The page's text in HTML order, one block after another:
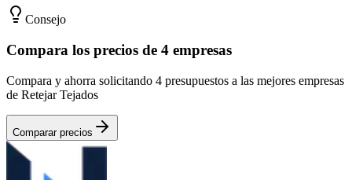
Consejo
Compara los precios de 4 empresas
Compara y ahorra solicitando 4 presupuestos a las mejores empresas
de Retejar Tejados
Comparar precios